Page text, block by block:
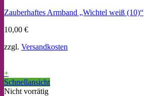
Zauberhaftes Armband „Wichtel weiß (10)“
10,00 €
zzgl. Versandkosten
+
Schnellansicht
Nicht vorrätig